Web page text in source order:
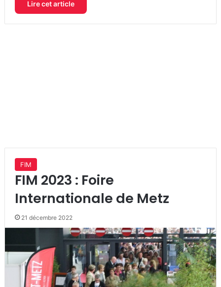
Lire cet article
FIM
FIM 2023 : Foire
Internationale de Metz
21 décembre 2022